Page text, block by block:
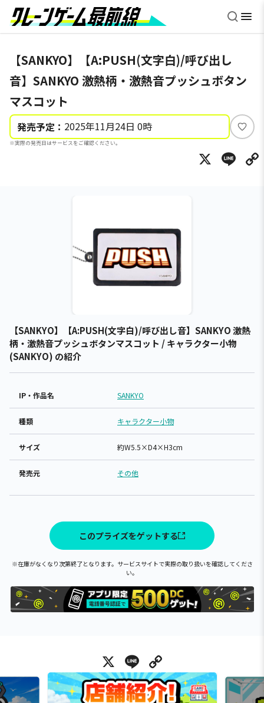
【SANKYO】【A:PUSH(文字白)/呼び出し
音】SANKYO 激熱柄・激熱音プッシュボタン
マスコット
発売予定： 2025年11月24日 0時
※実際の発売日はサービスをご確認ください。
い
ね
X
【SANKYO】【A:PUSH(文字白)/呼び出し音】SANKYO 激熱
柄・激熱音プッシュボタンマスコット / キャラクター小物
(SANKYO) の紹介
IP・作品名 SANKYO
種類 キャラクター小物
サイズ 約W5.5×D4×H3cm
発売元 その他
このプライズをゲットする
※在庫がなくなり次第終了となります。サービスサイトで実際の取り扱いを確認してくださ
い。
X Line